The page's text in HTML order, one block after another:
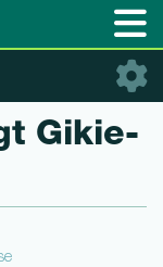
Gikie­